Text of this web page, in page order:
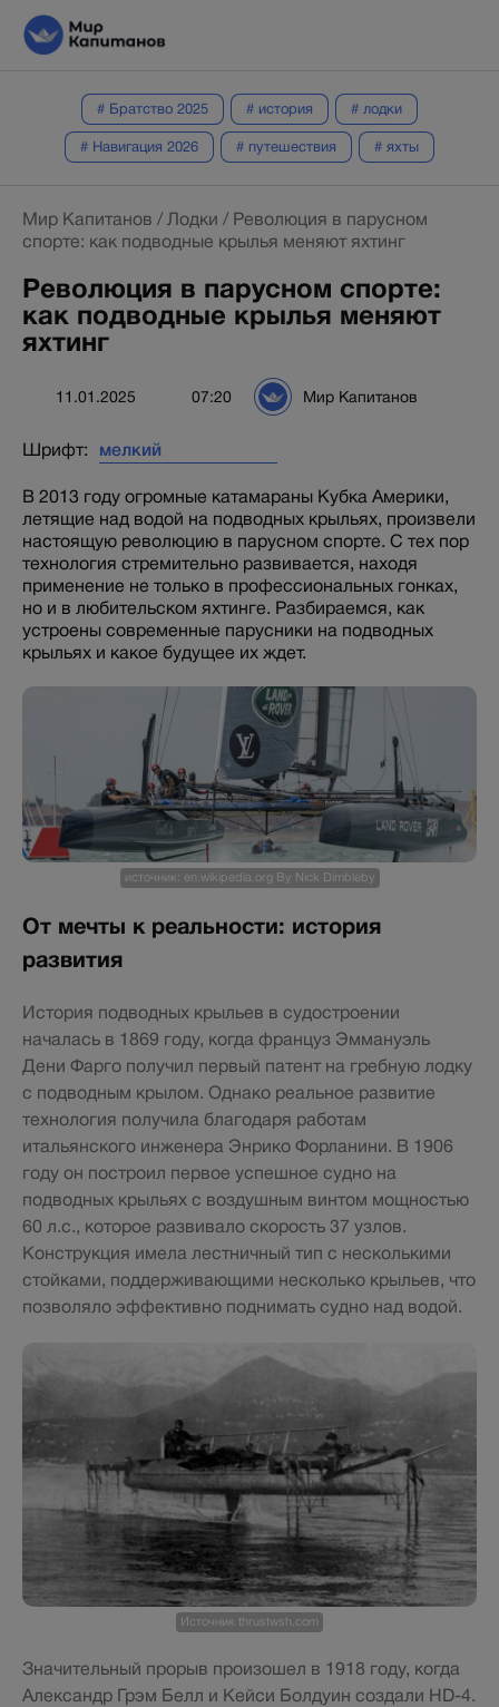
# Братство 2025 # история # лодки
# Навигация 2026 # путешествия # яхты
Мир Капитанов / Лодки / Революция в парусном
спорте: как подводные крылья меняют яхтинг
Революция в парусном спорте:
как подводные крылья меняют
яхтинг
11.01.2025 07:20 Мир Капитанов
Шрифт:
В 2013 году огромные катамараны Кубка Америки,
летящие над водой на подводных крыльях, произвели
настоящую революцию в парусном спорте. С тех пор
технология стремительно развивается, находя
применение не только в профессиональных гонках,
но и в любительском яхтинге. Разбираемся, как
устроены современные парусники на подводных
крыльях и какое будущее их ждет.
источник: en.wikipedia.org By Nick Dimbleby
От мечты к реальности: история
развития
История подводных крыльев в судостроении
началась в 1869 году, когда француз Эммануэль
Дени Фарго получил первый патент на гребную лодку
с подводным крылом. Однако реальное развитие
технология получила благодаря работам
итальянского инженера Энрико Форланини. В 1906
году он построил первое успешное судно на
подводных крыльях с воздушным винтом мощностью
60 л.с., которое развивало скорость 37 узлов.
Конструкция имела лестничный тип с несколькими
стойками, поддерживающими несколько крыльев, что
позволяло эффективно поднимать судно над водой.
Источник thrustwsh.com
Значительный прорыв произошел в 1918 году, когда
Александр Грэм Белл и Кейси Болдуин создали HD-4.